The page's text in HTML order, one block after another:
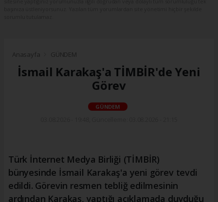
Anasayfa GÜNDEM
İsmail Karakaş'a TİMBİR'de Yeni
Görev
GÜNDEM
Türk İnternet Medya Birliği (TİMBİR)
bünyesinde İsmail Karakaş'a yeni görev tevdi
edildi. Görevin resmen tebliğ edilmesinin
ardından Karakaş, yaptığı açıklamada duyduğu